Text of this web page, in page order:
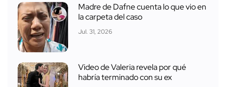
Madre de Dafne cuenta lo que vio en
la carpeta del caso
Jul. 31, 2026
Video de Valeria revela por qué
habría terminado con su ex